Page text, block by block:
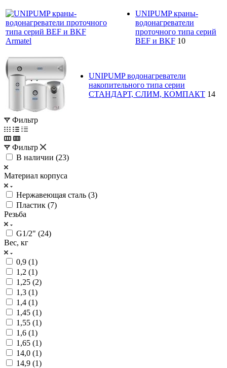
UNIPUMP краны-
водонагреватели
проточного типа серий
BEF и BKF 10
UNIPUMP водонагреватели
накопительного типа серии
СТАНДАРТ, СЛИМ, КОМПАКТ 14
Фильтр
Фильтр
В наличии (23)
Материал корпуса
Нержавеющая сталь (3)
Пластик (7)
Резьба
G1/2" (24)
Вес, кг
0,9 (1)
1,2 (1)
1,25 (2)
1,3 (1)
1,4 (1)
1,45 (1)
1,55 (1)
1,6 (1)
1,65 (1)
14,0 (1)
14,9 (1)